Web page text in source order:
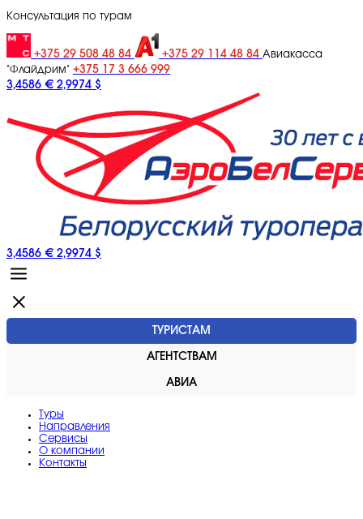
Консультация по турам
+375 29 508 48 84 +375 29 114 48 84 Авиакасса
"Флайдрим" +375 17 3 666 999
3,4586 € 2,9974 $
3,4586 € 2,9974 $
ТУРИСТАМ
АГЕНТСТВАМ
АВИА
Туры
Направления
Сервисы
O компании
Контакты